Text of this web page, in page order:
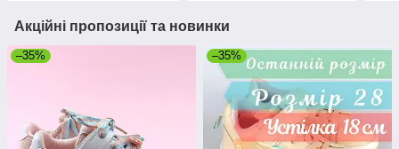
Акційні пропозиції та новинки
–35% –35%